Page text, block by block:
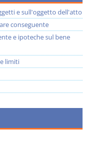
e sull'oggetto dell'atto
conseguente
e ipoteche sul bene
limiti